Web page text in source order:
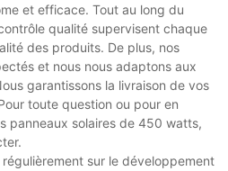
et efficace. Tout au long du
qualité supervisent chaque
des produits. De plus, nos
et nous nous adaptons aux
garantissons la livraison de vos
toute question ou pour en
panneaux solaires de 450 watts,
sur le développement